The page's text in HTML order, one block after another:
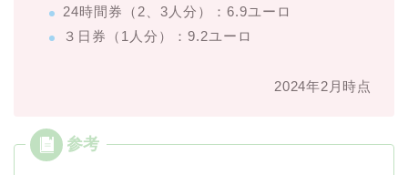
24時間券（2、3人分）：6.9ユーロ
３日券（1人分）：9.2ユーロ
2024年2月時点